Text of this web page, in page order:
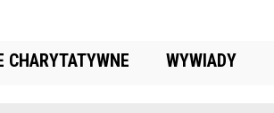
CHARYTATYWNE WYWIADY